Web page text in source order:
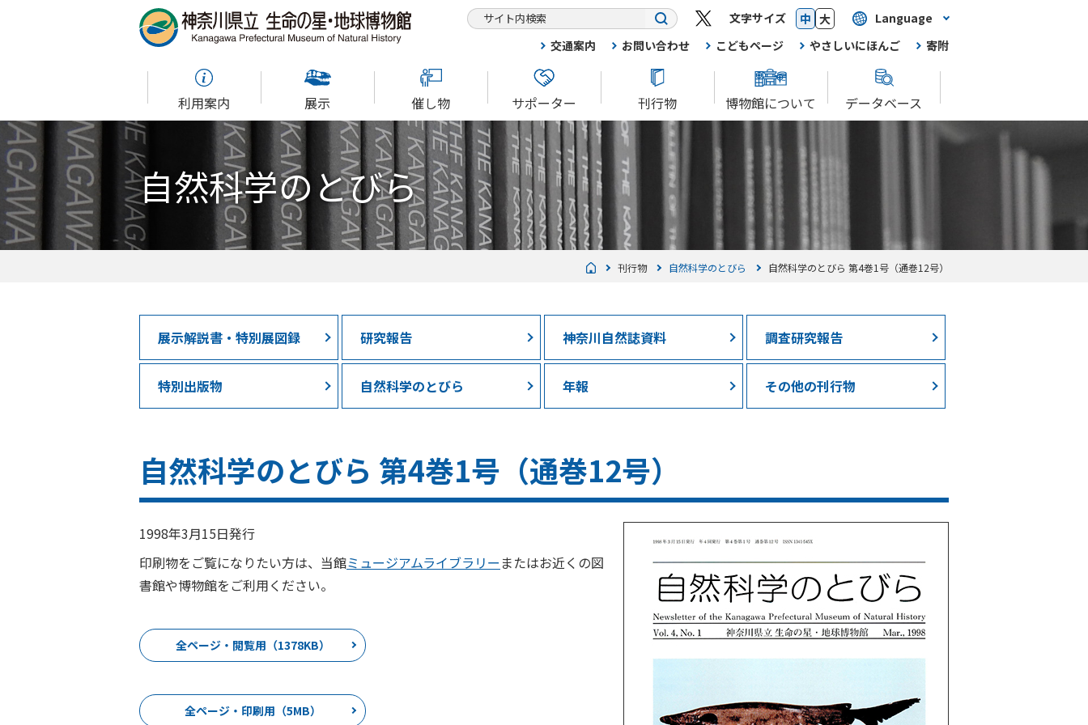
文字サイズ 中 大
Language
交通案内
お問い合わせ こどもページ やさしいにほんご 寄附
利用案内 展示 催し物 サポーター 刊行物 博物館について データベース
自然科学のとびら
刊行物 自然科学のとびら 自然科学のとびら 第4巻1号（通巻12号）
展示解説書・特別展図録 研究報告 神奈川自然誌資料 調査研究報告
特別出版物 自然科学のとびら 年報 その他の刊行物
自然科学のとびら 第4巻1号（通巻12号）
1998年3月15日発行
印刷物をご覧になりたい方は、当館ミュージアムライブラリー またはお近くの図
書館や博物館をご利用ください。
全ページ・閲覧用（1378KB）
全ページ・印刷用（5MB）